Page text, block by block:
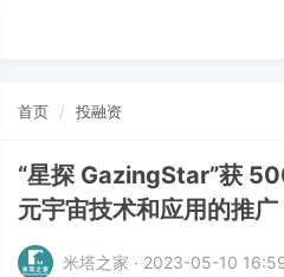
首页 投融资
“星探 GazingStar”获
元宇宙技术和应用的推广
米塔之家 · 2023-05-10